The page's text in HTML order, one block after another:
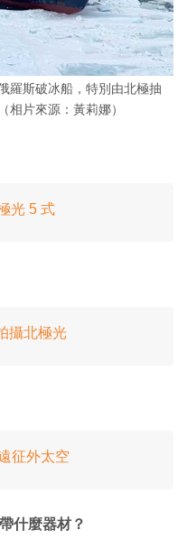
羅斯破冰船，特別由北極抽
相片來源：黃莉娜）
光 5 式
攝北極光
征外太空
什麼器材？